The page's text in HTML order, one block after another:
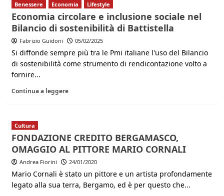
Benessere Economia Lifestyle
Economia circolare e inclusione sociale nel
Bilancio di sostenibilità di Battistella
Fabrizio Guidoni 05/02/2025
Si diffonde sempre più tra le Pmi italiane l'uso del Bilancio
di sostenibilità come strumento di rendicontazione volto a
fornire...
Continua a leggere
Cultura
FONDAZIONE CREDITO BERGAMASCO,
OMAGGIO AL PITTORE MARIO CORNALI
Andrea Fiorini 24/01/2020
Mario Cornali è stato un pittore e un artista profondamente
legato alla sua terra, Bergamo, ed è per questo che...